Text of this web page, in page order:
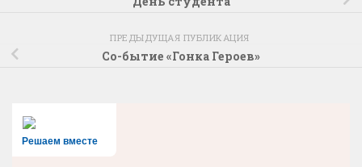
ПРЕДЫДУЩАЯ ПУБЛИКАЦИЯ
Со-бытие «Гонка Героев»
Решаем вместе